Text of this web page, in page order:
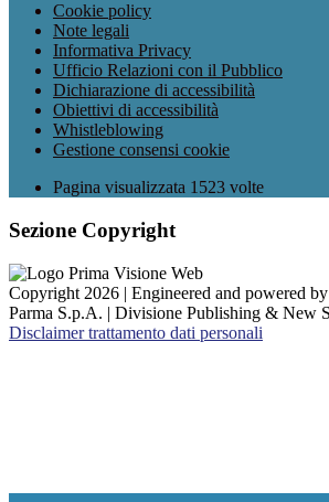
Cookie policy
Note legali
Informativa Privacy
Ufficio Relazioni con il Pubblico
Dichiarazione di accessibilità
Obiettivi di accessibilità
Whistleblowing
Gestione consensi cookie
Pagina visualizzata 1523 volte
Sezione Copyright
Copyright 2026 | Engineered and powered
Parma S.p.A. | Divisione Publishing & New
Disclaimer trattamento dati personali